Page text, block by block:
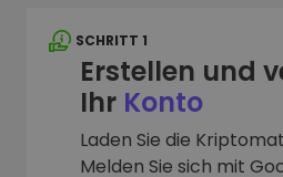
SCHRITT 1
Erstellen und
Ihr Konto
Laden Sie die
Melden Sie sich mit